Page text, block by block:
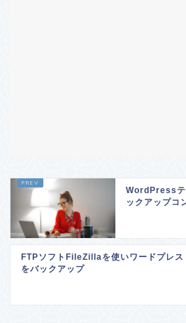
WordPressテ
ックアップコ
FTPソフトFileZillaを使いワードプレス
をバックアップ